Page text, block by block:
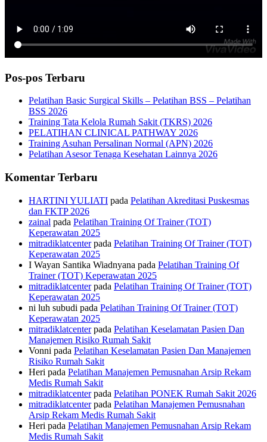
Pos-pos Terbaru
Pelatihan Basic Surgical Skills – Pelatihan BSS – Pelatihan
BSS 2026
Training Tata Kelola Rumah Sakit (TKRS) 2026
PELATIHAN CLINICAL PATHWAY 2026
Training Asuhan Persalinan Normal (APN) 2026
Pelatihan Asesor Tenaga Kesehatan Lainnya 2026
Komentar Terbaru
HARTINI YULIATI pada Pelatihan Akreditasi Puskesmas
dan FKTP 2026
zainal pada Pelatihan Training Of Trainer (TOT)
Keperawatan 2025
mitradiklatcenterpada Pelatihan Training Of Trainer (TOT)
Keperawatan 2025
I Wayan Santika Wiadnyana pada Pelatihan Training Of
Trainer (TOT) Keperawatan 2025
mitradiklatcenterpada Pelatihan Training Of Trainer (TOT)
Keperawatan 2025
ni luh subudi pada Pelatihan Training Of Trainer (TOT)
Keperawatan 2025
mitradiklatcenterpada Pelatihan Keselamatan Pasien Dan
Manajemen Risiko Rumah Sakit
Vonni pada Pelatihan Keselamatan Pasien Dan Manajemen
Risiko Rumah Sakit
Heri pada Pelatihan Manajemen Pemusnahan Arsip Rekam
Medis Rumah Sakit
mitradiklatcenterpada Pelatihan PONEK Rumah Sakit 2026
mitradiklatcenterpada Pelatihan Manajemen Pemusnahan
Arsip Rekam Medis Rumah Sakit
Heri pada Pelatihan Manajemen Pemusnahan Arsip Rekam
Medis Rumah Sakit